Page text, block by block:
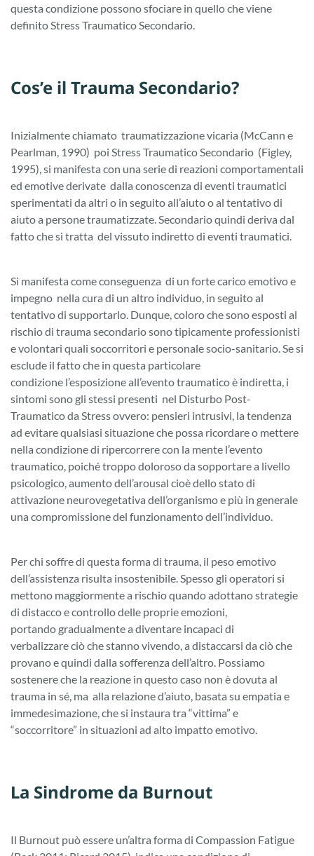
questa condizione possono sfociare in quello che viene
definito Stress Traumatico Secondario.
Cos’e il Trauma Secondario?
Inizialmente chiamato traumatizzazione vicaria (McCann e
Pearlman, 1990) poi Stress Traumatico Secondario (Figley,
1995), si manifesta con una serie di reazioni comportamentali
ed emotive derivate dalla conoscenza di eventi traumatici
sperimentati da altri o in seguito all’aiuto o al tentativo di
aiuto a persone traumatizzate. Secondario quindi deriva dal
fatto che si tratta del vissuto indiretto di eventi traumatici.
Si manifesta come conseguenza di un forte carico emotivo e
impegno nella cura di un altro individuo, in seguito al
tentativo di supportarlo. Dunque, coloro che sono esposti al
rischio di trauma secondario sono tipicamente professionisti
e volontari quali soccorritori e personale socio-sanitario. Se si
esclude il fatto che in questa particolare
condizione l’esposizione all’evento traumatico è indiretta, i
sintomi sono gli stessi presenti nel Disturbo Post-
Traumatico da Stress ovvero: pensieri intrusivi, la tendenza
ad evitare qualsiasi situazione che possa ricordare o mettere
nella condizione di ripercorrere con la mente l’evento
traumatico, poiché troppo doloroso da sopportare a livello
psicologico, aumento dell’arousal cioè dello stato di
attivazione neurovegetativa dell’organismo e più in generale
una compromissione del funzionamento dell’individuo.
Per chi soffre di questa forma di trauma, il peso emotivo
dell’assistenza risulta insostenibile. Spesso gli operatori si
mettono maggiormente a rischio quando adottano strategie
di distacco e controllo delle proprie emozioni,
portando gradualmente a diventare incapaci di
verbalizzare ciò che stanno vivendo, a distaccarsi da ciò che
provano e quindi dalla sofferenza dell’altro. Possiamo
sostenere che la reazione in questo caso non è dovuta al
trauma in sé, ma alla relazione d’aiuto, basata su empatia e
immedesimazione, che si instaura tra “vittima” e
“soccorritore” in situazioni ad alto impatto emotivo.
La Sindrome da Burnout
Il Burnout può essere un’altra forma di Compassion Fatigue